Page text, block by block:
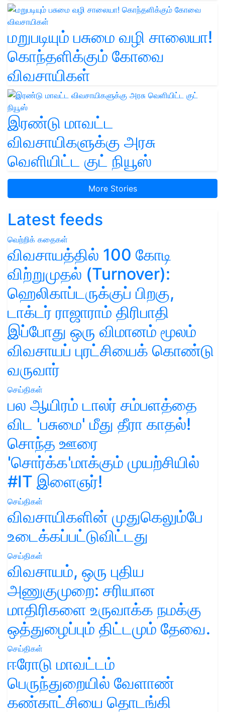
மறுபடியும் பசுமை வழி சாலையா!
கொந்தளிக்கும் கோவை
விவசாயிகள்
இரண்டு மாவட்ட
விவசாயிகளுக்கு அரசு
வெளியிட்ட குட் நியூஸ்
More Stories
Latest feeds
வெற்றிக் கதைகள்
விவசாயத்தில் 100 கோடி
விற்றுமுதல் (Turnover):
ஹெலிகாப்டருக்குப் பிறகு,
டாக்டர் ராஜாராம் திரிபாதி
இப்போது ஒரு விமானம் மூலம்
விவசாயப் புரட்சியைக் கொண்டு
வருவார்
செய்திகள்
பல ஆயிரம் டாலர் சம்பளத்தை
விட 'பசுமை' மீது தீரா காதல்!
சொந்த ஊரை
'சொர்க்க'மாக்கும் முயற்சியில்
#IT இளைஞர்!
செய்திகள்
விவசாயிகளின் முதுகெலும்பே
உடைக்கப்பட்டுவிட்டது
செய்திகள்
விவசாயம், ஒரு புதிய
அணுகுமுறை: சரியான
மாதிரிகளை உருவாக்க நமக்கு
ஒத்துழைப்பும் திட்டமும் தேவை.
செய்திகள்
ஈரோடு மாவட்டம்
பெருந்துறையில் வேளாண்
கண்காட்சியை தொடங்கி